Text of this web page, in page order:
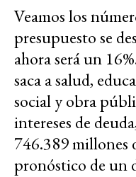
Veamos los
presupuesto se
ahora será un
saca a salud,
social y obra
intereses de
746.389 millones
pronóstico de un